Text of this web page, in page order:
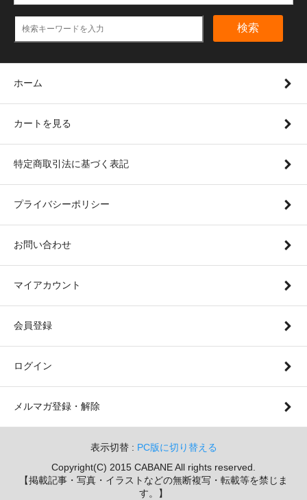
検索
ホーム
カートを見る
特定商取引法に基づく表記
プライバシーポリシー
お問い合わせ
マイアカウント
会員登録
ログイン
メルマガ登録・解除
表示切替 : PC版に切り替える
Copyright(C) 2015 CABANE All rights reserved.
【掲載記事・写真・イラストなどの無断複写・転載等を禁じま
す。】